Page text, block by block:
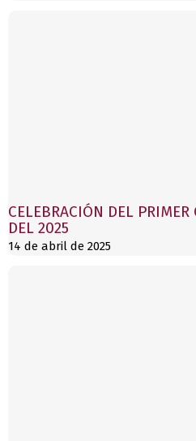
CELEBRACIÓN DEL
DEL 2025
14 de abril de 2025